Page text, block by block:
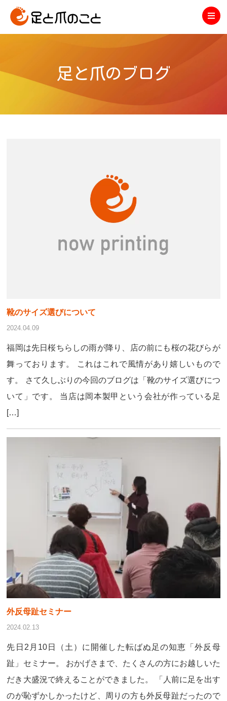
足と爪のブログ
靴のサイズ選びについて
2024.04.09
福岡は先日桜ちらしの雨が降り、店の前にも桜の花びらが
舞っております。 これはこれで風情があり嬉しいもので
す。 さて久しぶりの今回のブログは「靴のサイズ選びにつ
いて」です。 当店は岡本製甲という会社が作っている足
[…]
外反母趾セミナー
2024.02.13
先日2月10日（土）に開催した転ばぬ足の知恵「外反母
趾」セミナー。 おかげさまで、たくさんの方にお越しいた
だき大盛況で終えることができました。 「人前に足を出す
のが恥ずかしかったけど、周りの方も外反母趾だったので